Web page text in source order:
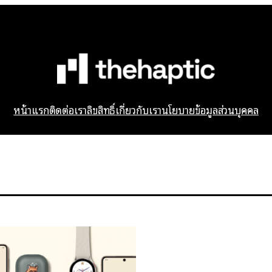
หน้าแรกติดต่อเราลิขสิทธิ์เกี่ยวกับเรานโยบายข้อมูลส่วนบุคคล